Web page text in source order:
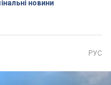
новини
РУС